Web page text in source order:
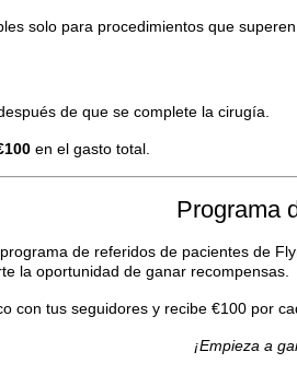
solo para procedimientos que
de que se complete la cirugía.
en el gasto total.
Programa
de referidos de pacientes de
la oportunidad de ganar recompensas.
con tus seguidores y recibe €100 por
¡Empieza a